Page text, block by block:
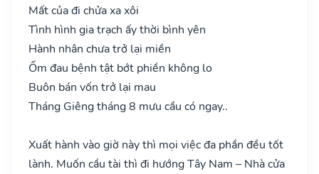
Mất của đi chửa xa xôi
Tình hình gia trạch ấy thời bình yên
Hành nhân chưa trở lại miền
Ốm đau bệnh tật bớt phiền không lo
Buôn bán vốn trở lại mau
Tháng Giêng tháng 8 mưu cầu có ngay..
Xuất hành vào giờ này thì mọi việc đa phần đều tốt
lành. Muốn cầu tài thì đi hướng Tây Nam – Nhà cửa